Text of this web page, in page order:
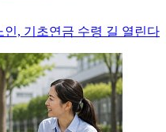
인, 기초연금 수령 길 열린다